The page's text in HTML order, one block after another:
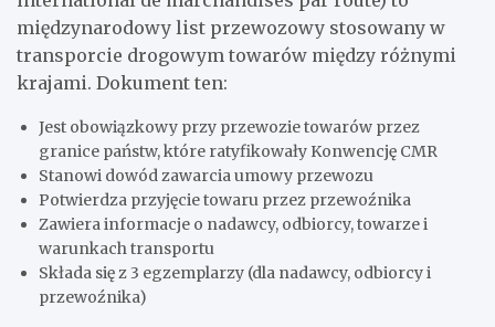
międzynarodowy list przewozowy stosowany w
transporcie drogowym towarów między różnymi
krajami. Dokument ten:
Jest obowiązkowy przy przewozie towarów przez
granice państw, które ratyfikowały Konwencję CMR
Stanowi dowód zawarcia umowy przewozu
Potwierdza przyjęcie towaru przez przewoźnika
Zawiera informacje o nadawcy, odbiorcy, towarze i
warunkach transportu
Składa się z 3 egzemplarzy (dla nadawcy, odbiorcy i
przewoźnika)